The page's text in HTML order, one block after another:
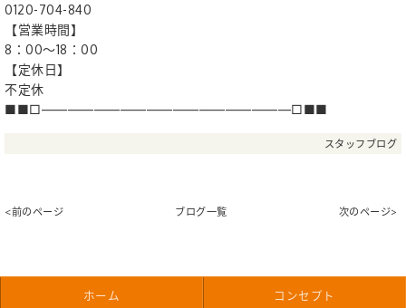
0120-704-840
【営業時間】
8：00〜18：00
【定休日】
不定休
■■□―――――――――――――――――――□■■
スタッフブログ
<前のページ ブログ一覧 次のページ>
ホーム コンセプト